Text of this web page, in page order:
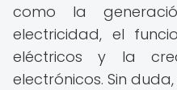
como la
electricidad, el
eléctricos y la
electrónicos. Sin